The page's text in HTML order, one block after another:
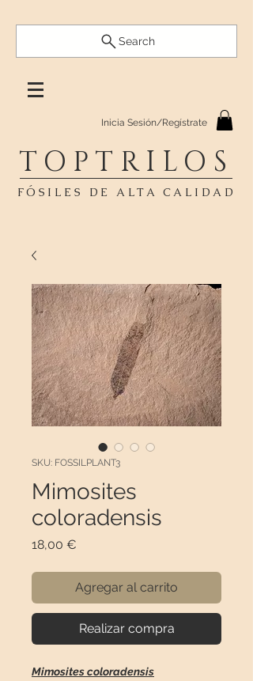
Search
Inicia Sesión/Regístrate
TOPTRILOS
FÓSILES DE ALTA CALIDAD
SKU: FOSSILPLANT3
Mimosites
coloradensis
18,00 €
Agregar al carrito
Realizar compra
Mimosites coloradensis